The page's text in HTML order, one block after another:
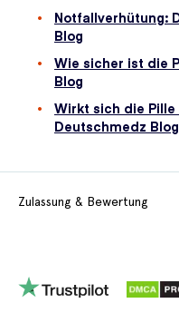
Notfallverhütung:
Blog
Wie sicher ist die
Blog
Wirkt sich die
Deutschmedz Blog
Zulassung & Bewertung